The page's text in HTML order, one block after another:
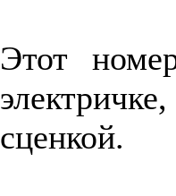
Этот
сценкой.